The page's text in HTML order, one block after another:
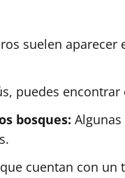
suelen aparecer
puedes
bosques:
cuentan con un